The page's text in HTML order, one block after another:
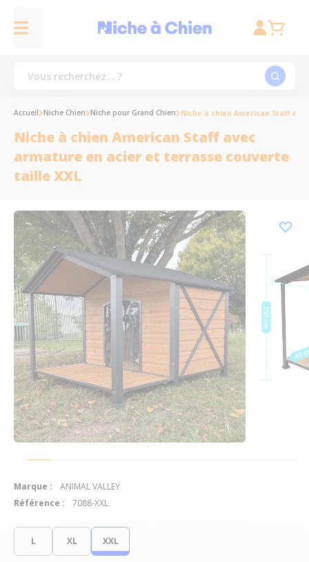
L XL XXL
Accueil Niche Chien Niche pour Grand Chien Niche à chien American Staff
Niche à chien American Staff avec
armature en acier et terrasse couverte
taille XXL
Marque :
ANIMAL VALLEY
Référence :
7088-XXL